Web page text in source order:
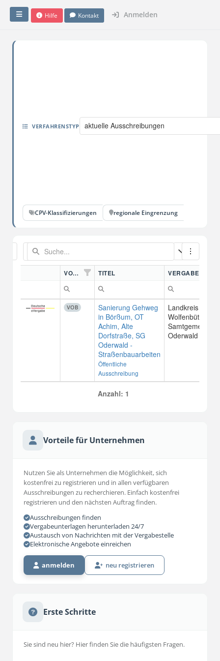
Hilfe Kontakt Anmelden
VERFAHRENSTYP aktuelle Ausschreibungen
CPV-Klassifizierungen regionale Eingrenzung
VORDN. TITEL
VOB
Sanierung Gehweg
in Börßum, OT
Achim, Alte
Dorfstraße, SG
Oderwald -
Straßenbauarbeiten
Öffentliche
Ausschreibung
Landkreis
Wolfenbüttel für
Samtgemeinde
Oderwald
Anzahl: 1
Vorteile für Unternehmen
Nutzen Sie als Unternehmen die Möglichkeit, sich
kostenfrei zu registrieren und in allen verfügbaren
Ausschreibungen zu recherchieren. Einfach kostenfrei
registrieren und den nächsten Auftrag finden.
Ausschreibungen finden
Vergabeunterlagen herunterladen 24/7
Austausch von Nachrichten mit der Vergabestelle
Elektronische Angebote einreichen
anmelden neu registrieren
Erste Schritte
Sie sind neu hier? Hier finden Sie die häufigsten Fragen.